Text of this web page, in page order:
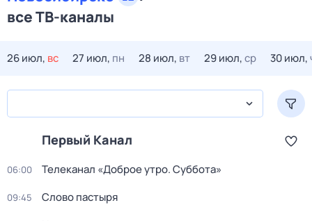
все ТВ-каналы
26 июл, вс 27 июл, пн 28 июл, вт 29 июл,ср 30 июл,
Первый Канал
06:00 Телеканал «Доброе утро. Суббота»
09:45 Слово пастыря